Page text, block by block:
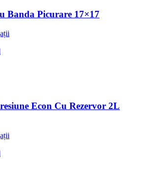
Banda Picurare 17×17
Econ Cu Rezervor 2L